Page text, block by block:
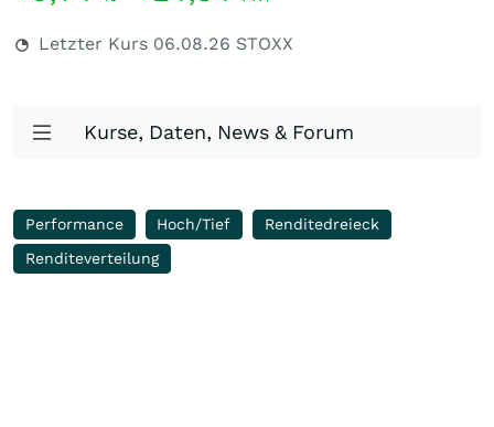
Letzter Kurs 06.08.26 STOXX
Kurse, Daten, News & Forum
Performance Hoch/Tief
Renditedreieck
Renditeverteilung